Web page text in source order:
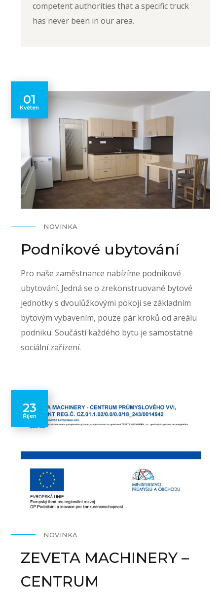
competent authorities that a specific truck
has never been in our area.
01
Květen
NOVINKA
Podnikové ubytování
Pro naše zaměstnance nabízíme podnikové
ubytování. Jedná se o zrekonstruované bytové
jednotky s dvoulůžkovými pokoji se základním
bytovým vybavením, pouze pár kroků od areálu
podniku. Součástí každého bytu je samostatné
sociální zařízení.
23
Říjen
NOVINKA
ZEVETA MACHINERY –
CENTRUM